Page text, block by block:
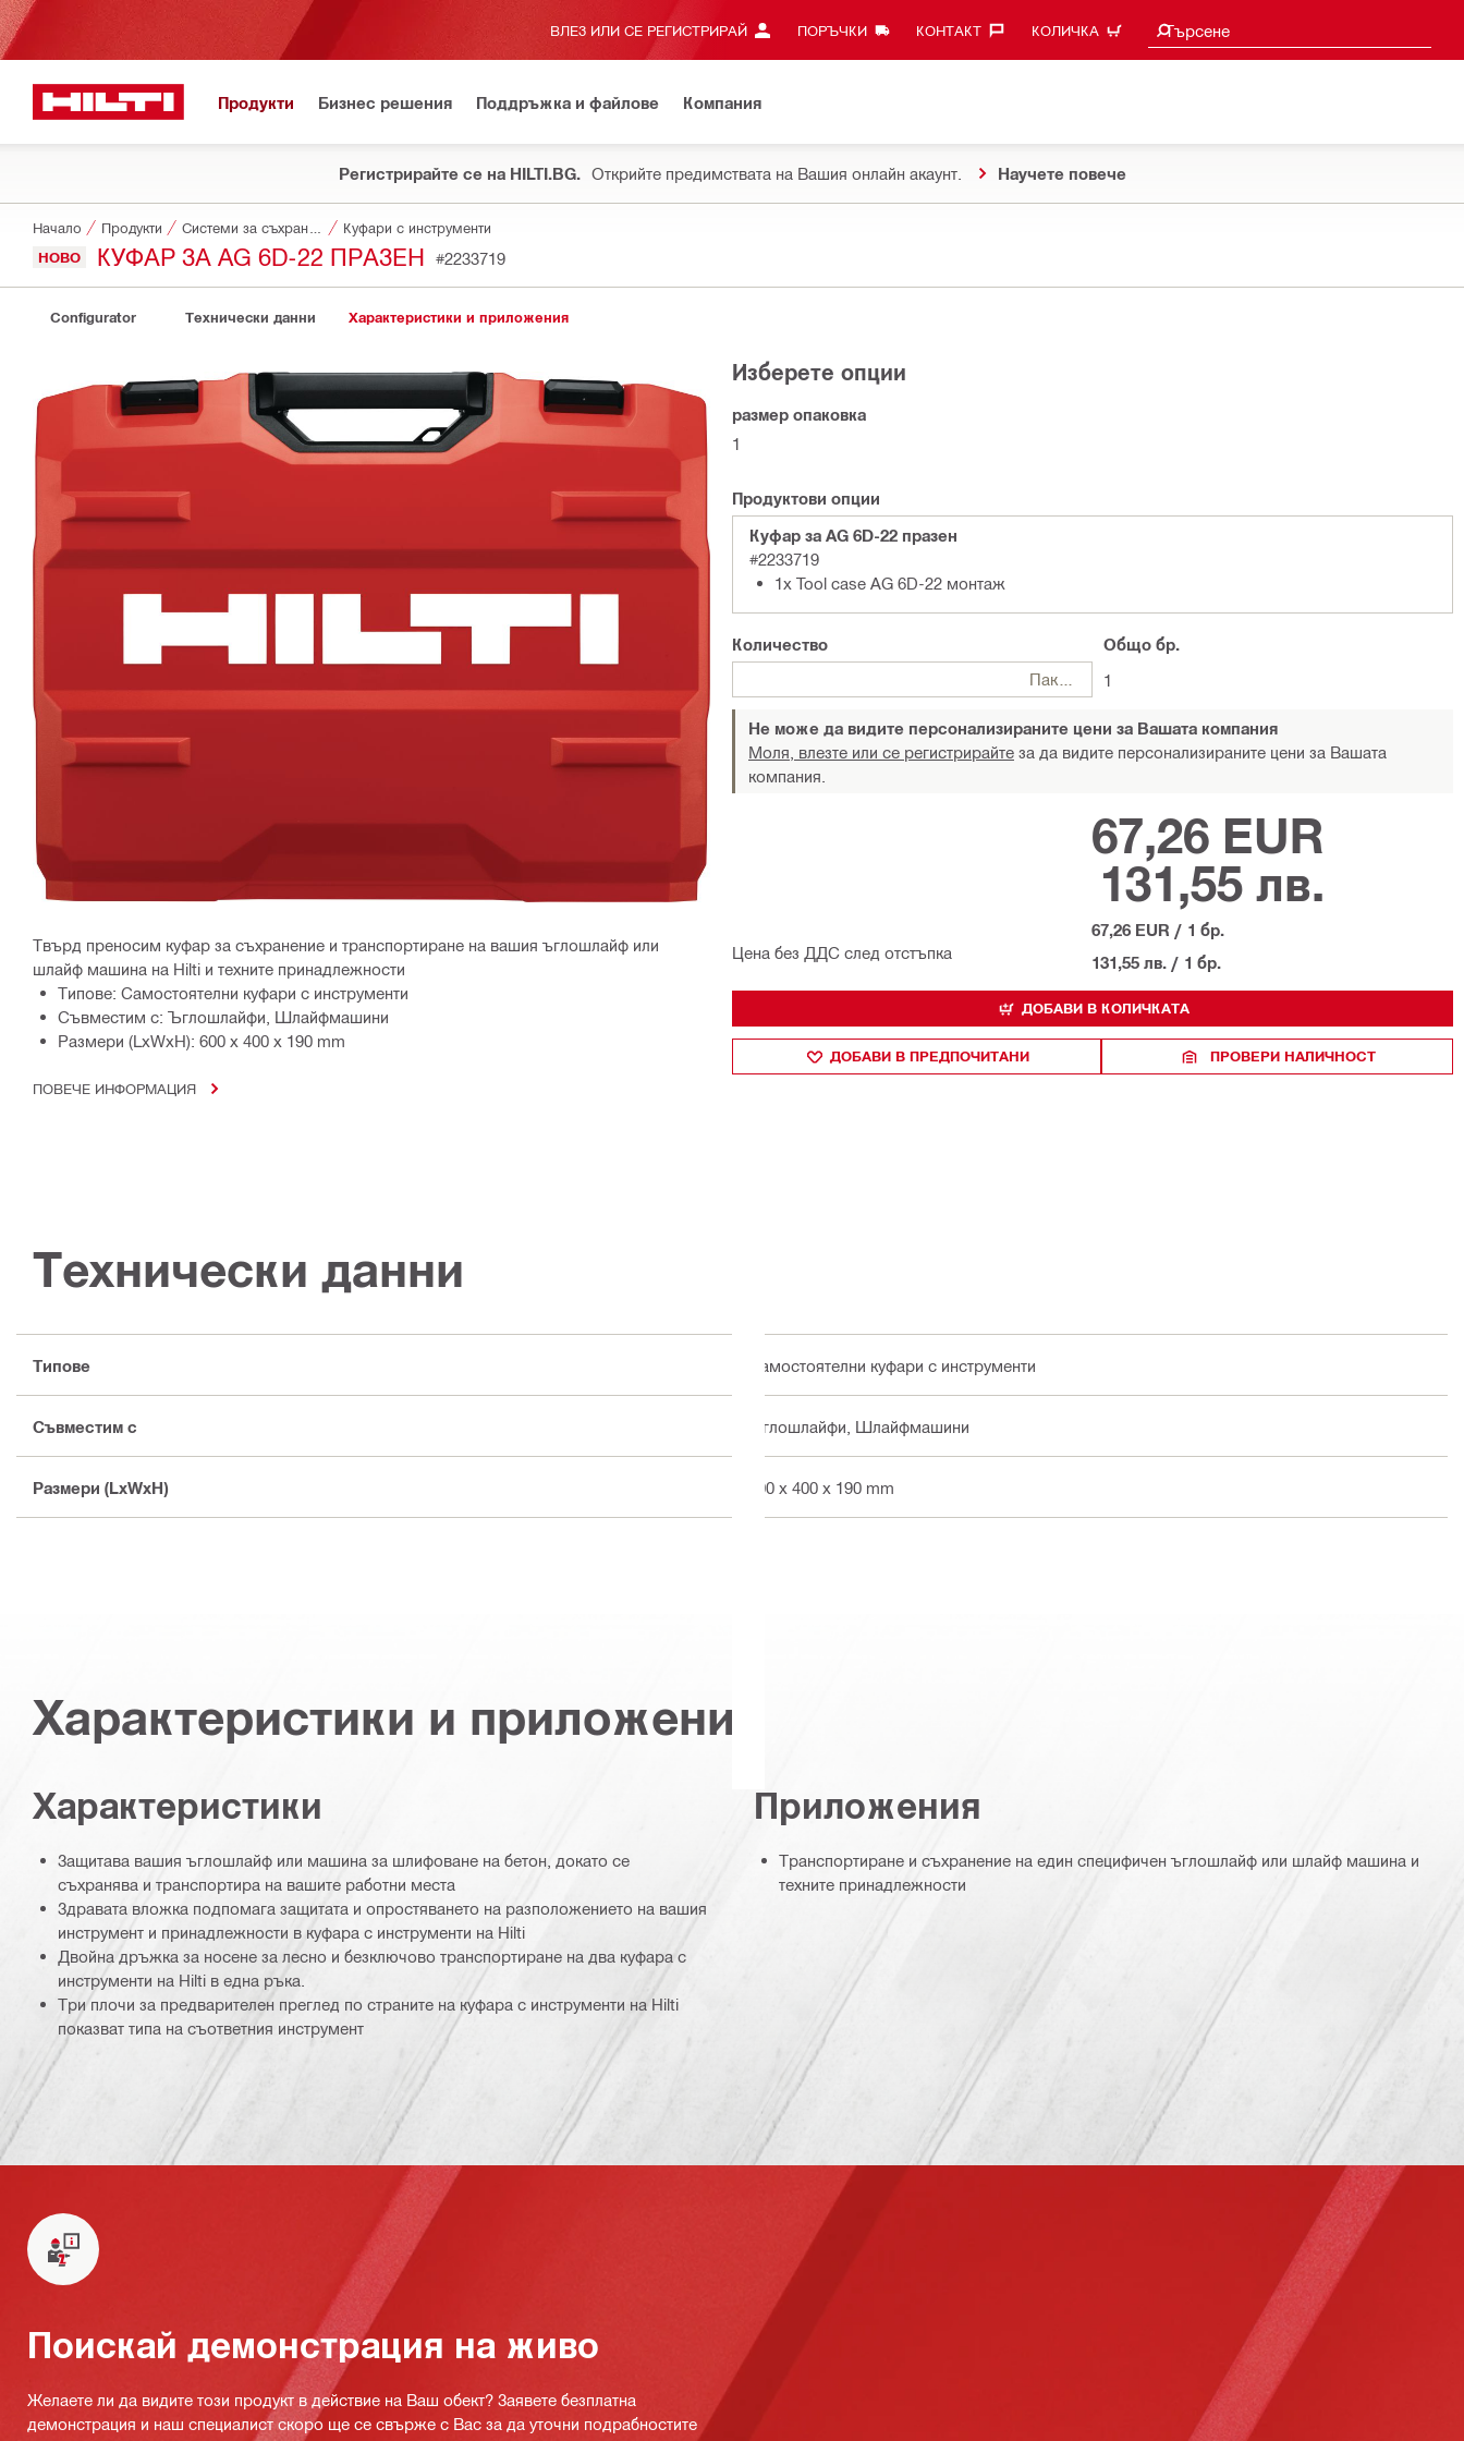
ВЛЕЗ ИЛИ СЕ РЕГИСТРИРАЙ ПОРЪЧКИ КОНТАКТ‎ КОЛИЧКА Търсене
Търси предложения
Продукти Бизнес решения Поддръжка и файлове Компания
Регистрирайте се на HILTI.BG. Открийте предимствата на Вашия онлайн акаунт. Научете повече
Начало Продукти Куфари с инструменти
НОВО КУФАР ЗА AG 6D-22 ПРАЗЕН #2233719
Configurator Технически данни Характеристики и приложения
Твърд преносим куфар за съхранение и транспортиране на вашия ъглошлайф или
шлайф машина на Hilti и техните принадлежности
Типове: Самостоятелни куфари с инструменти
Съвместим с: Ъглошлайфи, Шлайфмашини
Размери (LxWxH): 600 x 400 x 190 mm
ПОВЕЧЕ ИНФОРМАЦИЯ
Изберете опции
размер опаковка
1
Продуктови опции
Куфар за AG 6D-22 празен
#2233719
1x Tool case AG 6D-22 монтаж
Количество
Общо бр.
1
Не може да видите персонализираните цени за Вашата компания
Моля, влезте или се регистрирайте за да видите персонализираните цени за Вашата
компания.
Цена без ДДС след отстъпка
67,26 EUR
131,55 лв.
67,26 EUR / 1 бр.
131,55 лв. / 1 бр.
ДОБАВИ В КОЛИЧКАТА
ДОБАВИ В ПРЕДПОЧИТАНИ ПРОВЕРИ НАЛИЧНОСТ
Технически данни
Типове Самостоятелни куфари с инструменти
Съвместим с Ъглошлайфи, Шлайфмашини
Размери (LxWxH) 600 x 400 x 190 mm
Характеристики и приложения
Характеристики
Защитава вашия ъглошлайф или машина за шлифоване на бетон, докато се
съхранява и транспортира на вашите работни места
Здравата вложка подпомага защитата и опростяването на разположението на вашия
инструмент и принадлежности в куфара с инструменти на Hilti
Двойна дръжка за носене за лесно и безключово транспортиране на два куфара с
инструменти на Hilti в една ръка.
Три плочи за предварителен преглед по страните на куфара с инструменти на Hilti
показват типа на съответния инструмент
Приложения
Транспортиране и съхранение на един специфичен ъглошлайф или шлайф машина и
техните принадлежности
Поискай демонстрация на живо
Желаете ли да видите този продукт в действие на Ваш обект? Заявете безплатна
демонстрация и наш специалист скоро ще се свърже с Вас за да уточни подрабностите